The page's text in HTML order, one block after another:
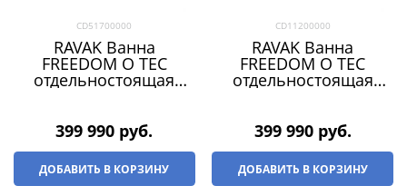
CD51700000
RAVAK Ванна
FREEDOM O TEC
отдельностоящая
ЧЕРНЫЙ)
399 990 руб.
ДОБАВИТЬ В КОРЗИНУ
CD11200000
RAVAK Ванна
FREEDOM O TEC
отдельностоящая
перелив - БЕЛЫЙ)
399 990 руб.
ДОБАВИТЬ В КОРЗИНУ